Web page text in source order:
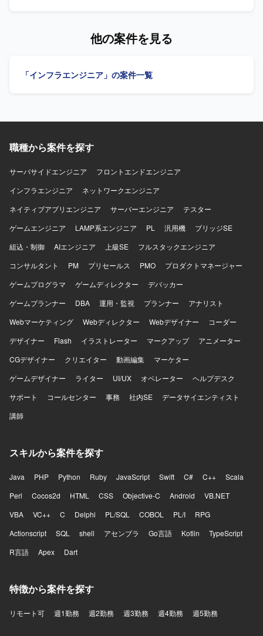
す。また、運用・開発・PMO業務が並行する環境のため、
る開発およびJP1を用いたジョブ管理を行います。Office製
術選定や言語選定、アーキテクチャ設計を策定していただ
ロジックとアプリケーションの責務分離を行い、拡張しや
に強い関心を持ち、技術選定や設計に主体的に取り組んで
題領域に興味を持ち、ドメイン理解を深めながら継続的に
力】 シフト管理・労務領域における数理最適化エンジンを
るポジションです。 既存プロダクトのフルリプレイスに関
わりながら、技術選定やドメインモデル設計など上流から
コア部分の構築まで幅広く関与していただけます。 【開発
環境】 バックエンドはScala（現行 Scala 2 / Play / Slick /
す。 フロントエンドはTypeScriptとAngularまたは
Svelte（選定中）を想定しています。 インフラは
います。 AI駆動開発としてClaude Code Maxを活用してい
ます。
他の案件を見る
「インフラエンジニア」の案件一覧
職種から案件を探す
サーバサイドエンジニア
フロントエンドエンジニア
インフラエンジニア
ネットワークエンジニア
ネイティブアプリエンジニア
サーバーエンジニア
テスター
ゲームエンジニア
LAMP系エンジニア PL 汎用機
ブリッジSE
組込・制御
AIエンジニア 上級SE
フルスタックエンジニア
コンサルタント
PM プリセールス PMO
プロダクトマネージャー
ゲームプログラマ
ゲームディレクター
デバッカー
ゲームプランナー
DBA 運用・監視 プランナー
アナリスト
Webマーケティング
Webディレクター Webデザイナー
コーダー
デザイナー
Flash イラストレーター マークアップ
アニメーター
CGデザイナー
クリエイター 動画編集
マーケター
ゲームデザイナー
ライター UI/UX オペレーター
ヘルプデスク
サポート
コールセンター 事務 社内SE
データサイエンティスト
講師
スキルから案件を探す
Java PHP Python Ruby JavaScript Swift C# C++
Scala
Perl
Cocos2d HTML CSS Objective-C Android
VB.NET
VBA
VC++ C Delphi PL/SQL COBOL PL/I
RPG
Actionscript
SQL shell アセンブラ Go言語 Kotlin
TypeScript
R言語
Apex Dart
特徴から案件を探す
リモート可 週1勤務 週2勤務 週3勤務 週4勤務 週5勤務